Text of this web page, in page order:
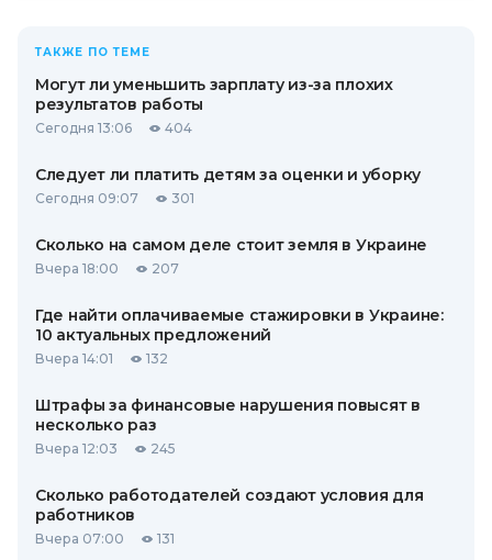
ТАКЖЕ ПО ТЕМЕ
Могут ли уменьшить зарплату из-за плохих
результатов работы
Сегодня 13:06 404
Следует ли платить детям за оценки и уборку
Сегодня 09:07 301
Сколько на самом деле стоит земля в Украине
Вчера 18:00 207
Где найти оплачиваемые стажировки в Украине:
10 актуальных предложений
Вчера 14:01 132
Штрафы за финансовые нарушения повысят в
несколько раз
Вчера 12:03 245
Сколько работодателей создают условия для
работников
Вчера 07:00 131